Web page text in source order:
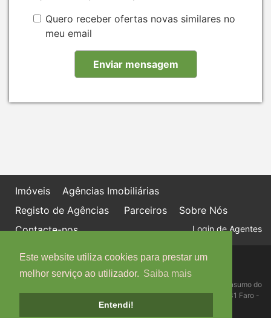
Este website utiliza cookies para prestar um
melhor serviço ao utilizador. Saiba mais
Entendi!
Quero receber ofertas novas similares no
meu email
Imóveis
Agências Imobiliárias
Registo de Agências
Parceiros
Sobre Nós
Contacte-nos
Login de Agentes
Política de proteção de dados
Livro de Reclamações online
Centro de Informação, Mediação e Arbitragem de Conflitos de Consumo do
Algarve - Edifício Ninho de Empresas, Estrada da Penha, 8005-131 Faro -
Telefone: 289 823 135 cimaal@mail.telepac.pt